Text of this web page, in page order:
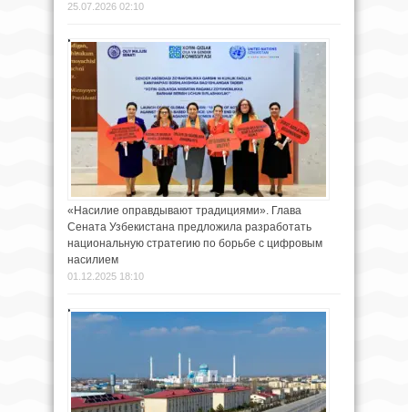
25.07.2026 02:10
«Насилие оправдывают традициями». Глава
Сената Узбекистана предложила разработать
национальную стратегию по борьбе с цифровым
насилием
01.12.2025 18:10